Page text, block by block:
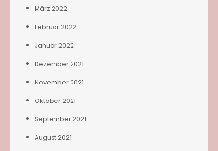
März 2022
Februar 2022
Januar 2022
Dezember 2021
November 2021
Oktober 2021
September 2021
August 2021